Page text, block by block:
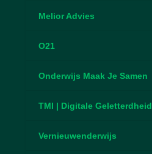
Melior Advies
O21
Onderwijs Maak Je Samen
TMI | Digitale Geletterdheid
Vernieuwenderwijs